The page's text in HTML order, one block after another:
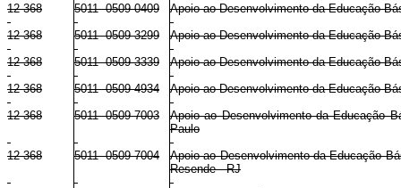
12 368 5011 0509 0409
Apoio ao Desenvolvimento da Educação
12 368
5011 0509 3299
Apoio ao Desenvolvimento da Educação
12 368
5011 0509 3339
Apoio ao Desenvolvimento da Educação
12 368
5011 0509 4934
Apoio ao Desenvolvimento da Educação
12 368
5011 0509 7003
Apoio ao Desenvolvimento da Educação
Paulo
12 368
5011 0509 7004
Apoio ao Desenvolvimento da Educação
Resende - RJ